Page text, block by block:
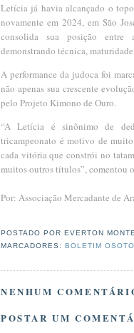
Letícia já havia alcançado o
novamente em 2024, em São
consolida sua posição entre
demonstrando técnica,
A performance da judoca foi
não apenas sua crescente
pelo Projeto Kimono de Ouro.
“A Letícia é sinônimo de
tricampeonato é motivo de
cada vitória que constrói no
muitos outros títulos”, comentou
Por: Associação Mercadante de
POSTADO POR EVERTON
MARCADORES:BOLETIM
NENHUM
POSTAR UM